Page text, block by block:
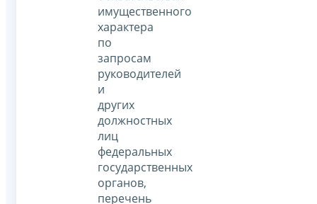
имущественного
характера
по
запросам
руководителей
и
других
должностных
лиц
федеральных
государственных
органов,
перечень